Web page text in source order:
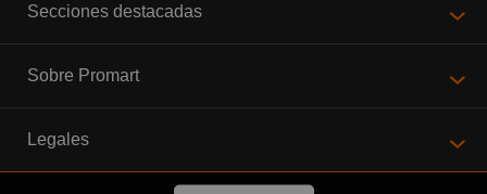
Secciones destacadas
Sobre Promart
Legales